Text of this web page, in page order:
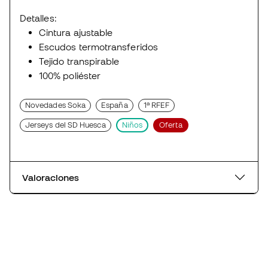
Detalles:
Cintura ajustable
Escudos termotransferidos
Tejido transpirable
100% poliéster
Novedades Soka España 1ª RFEF
Jerseys del SD Huesca Niños Oferta
Valoraciones